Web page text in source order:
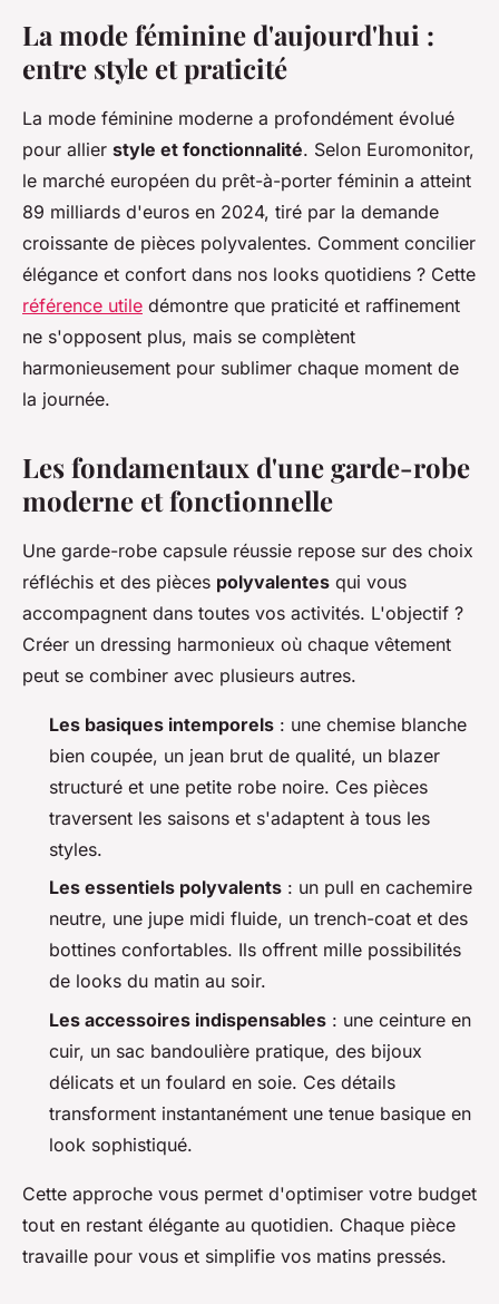
Mode femme : style et praticité
au quotidien avec absolème
Nathan•15 janvier 2026•7 min de lecture
La mode féminine d'aujourd'hui :
entre style et praticité
La mode féminine moderne a profondément évolué
pour allier style et fonctionnalité. Selon Euromonitor,
le marché européen du prêt-à-porter féminin a atteint
89 milliards d'euros en 2024, tiré par la demande
croissante de pièces polyvalentes. Comment concilier
élégance et confort dans nos looks quotidiens ? Cette
référence utile démontre que praticité et raffinement
ne s'opposent plus, mais se complètent
harmonieusement pour sublimer chaque moment de
la journée.
Les fondamentaux d'une garde-robe
moderne et fonctionnelle
Une garde-robe capsule réussie repose sur des choix
réfléchis et des pièces polyvalentes qui vous
accompagnent dans toutes vos activités. L'objectif ?
Créer un dressing harmonieux où chaque vêtement
peut se combiner avec plusieurs autres.
Les basiques intemporels : une chemise blanche
bien coupée, un jean brut de qualité, un blazer
structuré et une petite robe noire. Ces pièces
traversent les saisons et s'adaptent à tous les
styles.
Les essentiels polyvalents : un pull en cachemire
neutre, une jupe midi fluide, un trench-coat et des
bottines confortables. Ils offrent mille possibilités
de looks du matin au soir.
Les accessoires indispensables : une ceinture en
cuir, un sac bandoulière pratique, des bijoux
délicats et un foulard en soie. Ces détails
transforment instantanément une tenue basique en
look sophistiqué.
Cette approche vous permet d'optimiser votre budget
tout en restant élégante au quotidien. Chaque pièce
travaille pour vous et simplifie vos matins pressés.